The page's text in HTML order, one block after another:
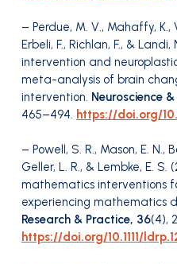
– Perdue, M. V., Mahaffy, K.,
Erbeli, F., Richlan, F., &
intervention and
meta-analysis of brain
intervention. Neuroscience
465–494. https://doi.org/
– Powell, S. R., Mason, E. N.,
Geller, L. R., & Lembke, E.
mathematics interventions
experiencing mathematics
Research & Practice, 36(4),
https://doi.org/10.1111/